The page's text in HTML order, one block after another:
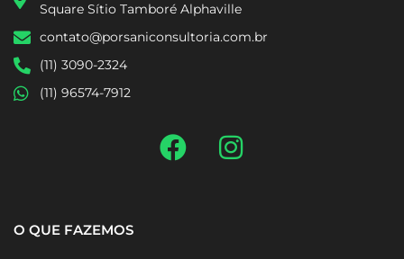
Square Sítio Tamboré Alphaville
contato@porsaniconsultoria.com.br
(11) 3090-2324
(11) 96574-7912
O QUE FAZEMOS